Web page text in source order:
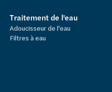
Traitement de l'eau
Adoucisseur de l'eau
Filtres à eau